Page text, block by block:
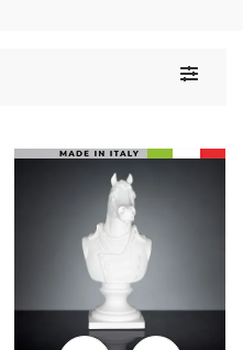
Toggle